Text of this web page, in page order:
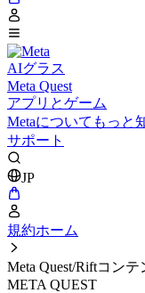
AIグラス
Meta Quest
アプリとゲーム
Metaについてもっと
サポート
JP
規約ホーム
Meta Quest/Riftコン
META QUEST